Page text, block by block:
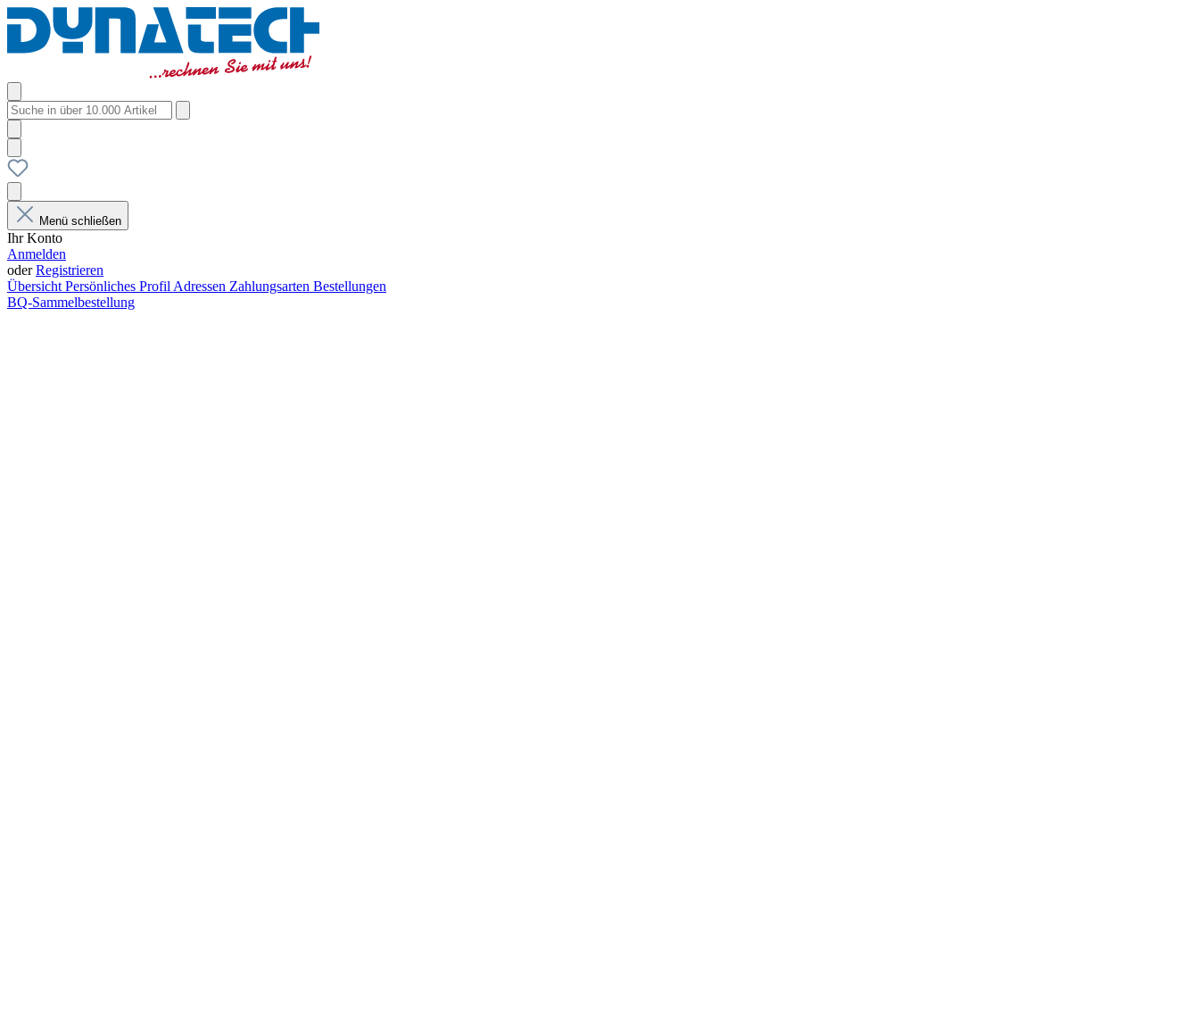
Menü schließen
Ihr Konto
Anmelden
oderRegistrieren
Übersicht Persönliches Profil Adressen Zahlungsarten Bestellungen
BQ-Sammelbestellung